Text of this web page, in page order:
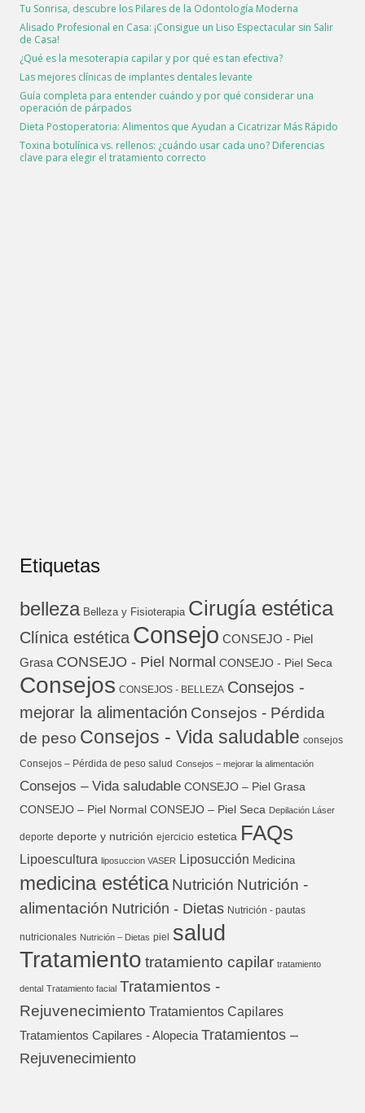
Tu Sonrisa, descubre los Pilares de la Odontología Moderna
Alisado Profesional en Casa: ¡Consigue un Liso Espectacular sin Salir
de Casa!
¿Qué es la mesoterapia capilar y por qué es tan efectiva?
Las mejores clínicas de implantes dentales levante
Guía completa para entender cuándo y por qué considerar una
operación de párpados
Dieta Postoperatoria: Alimentos que Ayudan a Cicatrizar Más Rápido
Toxina botulínica vs. rellenos: ¿cuándo usar cada uno? Diferencias
clave para elegir el tratamiento correcto
Etiquetas
belleza Belleza y Fisioterapia Cirugía estética
Clínica estética Consejo CONSEJO - Piel
Grasa CONSEJO - Piel Normal CONSEJO - Piel Seca
Consejos CONSEJOS - BELLEZA Consejos -
mejorar la alimentación Consejos - Pérdida
de peso Consejos - Vida saludable consejos
Consejos – Pérdida de peso salud Consejos – mejorar la alimentación
Consejos – Vida saludable CONSEJO – Piel Grasa
CONSEJO – Piel Normal CONSEJO – Piel Seca Depilación Láser
deporte deporte y nutrición ejercicio estetica FAQs
Lipoescultura liposuccion VASER Liposucción Medicina
medicina estética Nutrición Nutrición -
alimentación Nutrición - Dietas Nutrición - pautas
nutricionales Nutrición – Dietas piel salud
Tratamiento tratamiento capilar tratamiento
dental Tratamiento facial Tratamientos -
Rejuvenecimiento Tratamientos Capilares
Tratamientos Capilares - Alopecia Tratamientos –
Rejuvenecimiento